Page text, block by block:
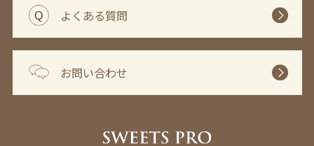
よくある質問
お問い合わせ